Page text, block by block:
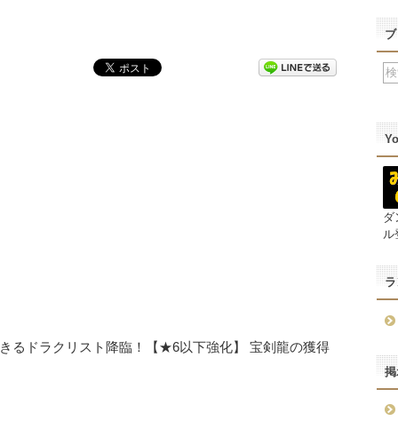
るドラクリスト降臨！【★6以下強化】 宝剣龍の獲得
ダ
ル